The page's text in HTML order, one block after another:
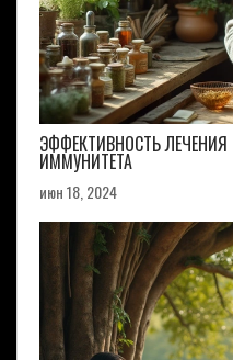
ЭФФЕКТИВНОСТЬ
ИММУНИТЕТА
июн 18, 2024